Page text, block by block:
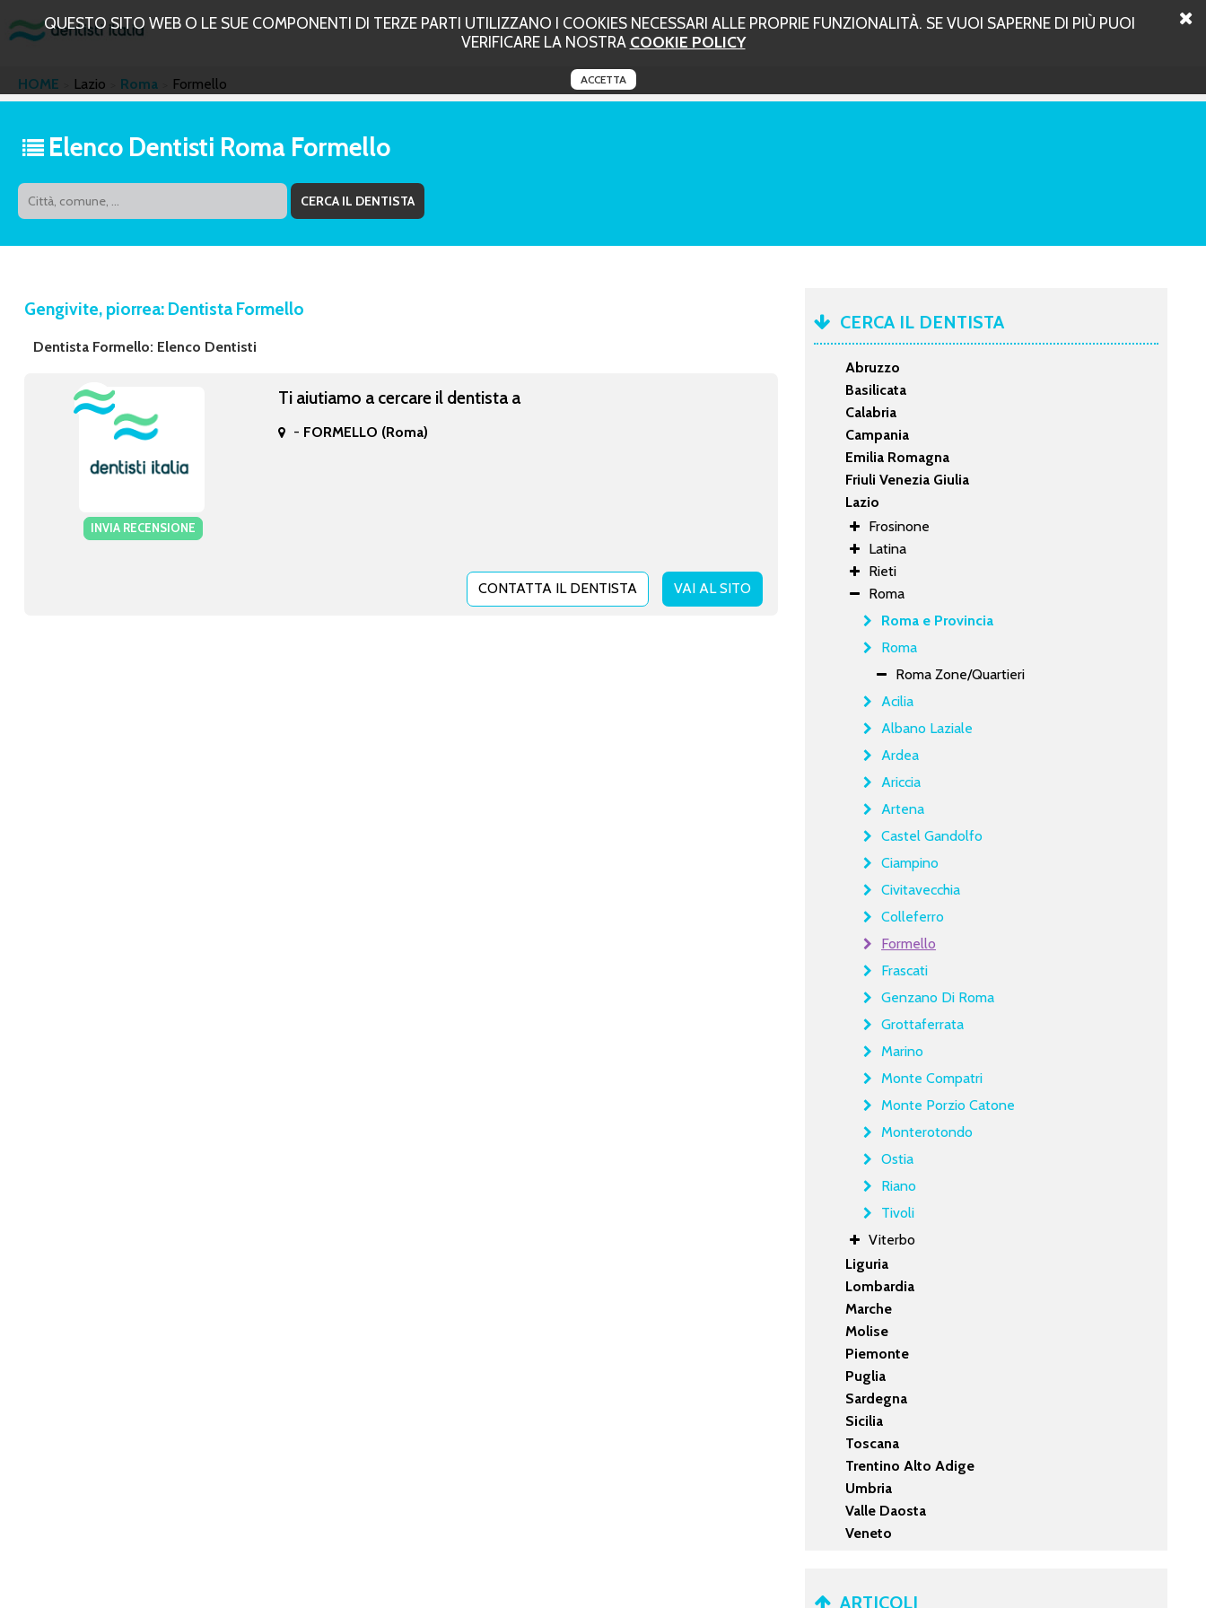
QUESTO SITO WEB O LE SUE COMPONENTI DI TERZE PARTI UTILIZZANO I COOKIES NECESSARI ALLE PROPRIE FUNZIONALITÀ. SE VUOI SAPERNE DI PIÙ PUOI
VERIFICARE LA NOSTRA COOKIE POLICY
ACCETTA
HOME Lazio Roma Formello
Elenco Dentisti Roma Formello
Gengivite, piorrea: Dentista Formello
Dentista Formello: Elenco Dentisti
INVIA RECENSIONE
Ti aiutiamo a cercare il dentista a
- FORMELLO (Roma)
CONTATTA IL DENTISTA VAI AL SITO
CERCA IL DENTISTA
Abruzzo
Basilicata
Calabria
Campania
Emilia Romagna
Friuli Venezia Giulia
Lazio
Frosinone
Latina
Rieti
Roma
Roma e Provincia
Roma
Roma Zone/Quartieri
Acilia
Albano Laziale
Ardea
Ariccia
Artena
Castel Gandolfo
Ciampino
Civitavecchia
Colleferro
Formello
Frascati
Genzano Di Roma
Grottaferrata
Marino
Monte Compatri
Monte Porzio Catone
Monterotondo
Ostia
Riano
Tivoli
Viterbo
Liguria
Lombardia
Marche
Molise
Piemonte
Puglia
Sardegna
Sicilia
Toscana
Trentino Alto Adige
Umbria
Valle Daosta
Veneto
ARTICOLI